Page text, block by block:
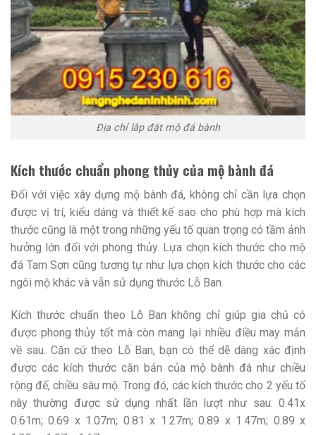
Địa chỉ lắp đặt mộ đá bành
Kích thước chuẩn phong thủy của mộ bành đá
Đối với việc xây dựng mộ bành đá, không chỉ cần lựa chọn
được vị trí, kiểu dáng và thiết kế sao cho phù hợp mà kích
thước cũng là một trong những yếu tố quan trọng có tầm ảnh
hưởng lớn đối với phong thủy. Lựa chọn kích thước cho mộ
đá Tam Sơn cũng tương tự như lựa chọn kích thước cho các
ngôi mộ khác và vẫn sử dụng thước Lỗ Ban.
Kích thước chuẩn theo Lỗ Ban không chỉ giúp gia chủ có
được phong thủy tốt mà còn mang lại nhiều điều may mắn
về sau. Căn cứ theo Lỗ Ban, bạn có thể dễ dàng xác định
được các kích thước căn bản của mộ bành đá như chiều
rộng đế, chiều sâu mộ. Trong đó, các kích thước cho 2 yếu tố
này thường được sử dụng nhất lần lượt như sau: 0.41x
0.61m; 0.69 x 1.07m; 0.81 x 1.27m; 0.89 x 1.47m; 0.89 x